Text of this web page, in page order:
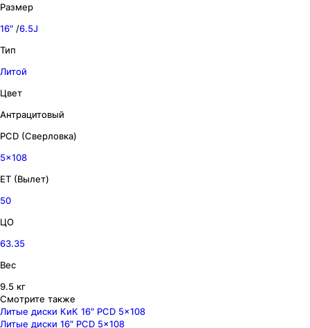
Размер
16″ /6.5J
Тип
Литой
Цвет
Антрацитовый
PCD (Сверловка)
5x108
ET (Вылет)
50
ЦО
63.35
Вес
9.5 кг
Смотрите также
Литые диски КиК 16″ PCD 5x108
Литые диски 16″ PCD 5x108